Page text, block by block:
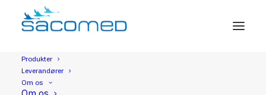
Produkter
Leverandører
Om os
Pilonidal temadag 2022